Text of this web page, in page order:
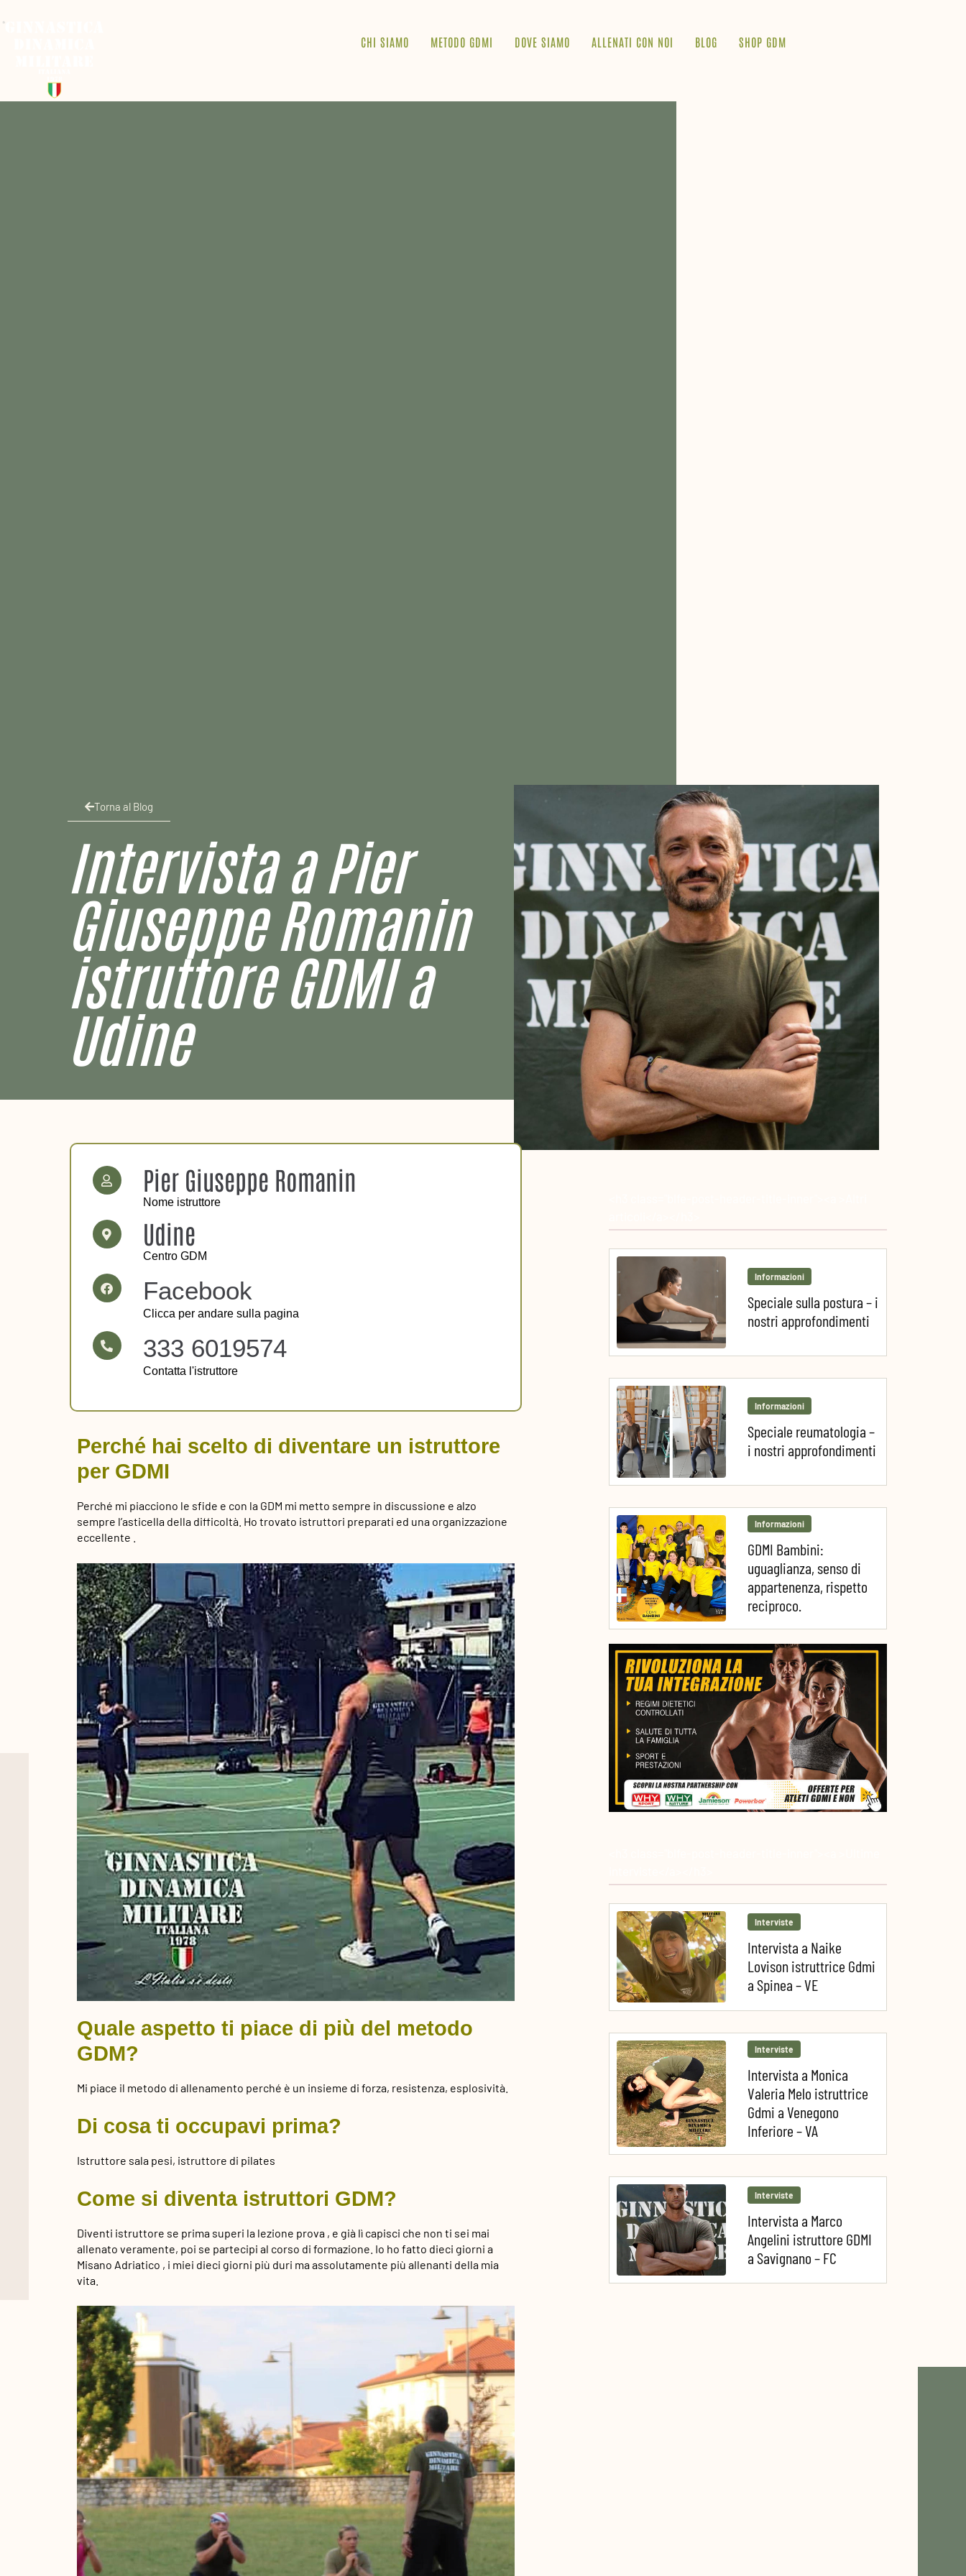
CHI SIAMO METODO GDMI DOVE SIAMO ALLENATI CON NOI BLOG SHOP GDM
Torna al Blog
Intervista a Pier
Giuseppe Romanin
istruttore GDMI a
Udine
Pier Giuseppe Romanin
Nome istruttore
Udine
Centro GDM
Facebook
Clicca per andare sulla pagina
333 6019574
Contatta l'istruttore
Perché hai scelto di diventare un istruttore
per GDMI
Perché mi piacciono le sfide e con la GDM mi metto sempre in discussione e alzo
sempre l’asticella della difficoltà. Ho trovato istruttori preparati ed una organizzazione
eccellente .
Quale aspetto ti piace di più del metodo
GDM?
Mi piace il metodo di allenamento perché è un insieme di forza, resistenza, esplosività.
Di cosa ti occupavi prima?
Istruttore sala pesi, istruttore di pilates
Come si diventa istruttori GDM?
Diventi istruttore se prima superi la lezione prova , e già lì capisci che non ti sei mai
allenato veramente, poi se partecipi al corso di formazione. Io ho fatto dieci giorni a
Misano Adriatico , i miei dieci giorni più duri ma assolutamente più allenanti della mia
vita.
Informazioni
Speciale sulla postura – i
nostri approfondimenti
Informazioni
Speciale reumatologia –
i nostri approfondimenti
Informazioni
GDMI Bambini:
uguaglianza, senso di
appartenenza, rispetto
reciproco.
Interviste
Intervista a Naike
Lovison istruttrice Gdmi
a Spinea – VE
Interviste
Intervista a Monica
Valeria Melo istruttrice
Gdmi a Venegono
Inferiore – VA
Interviste
Intervista a Marco
Angelini istruttore GDMI
a Savignano – FC